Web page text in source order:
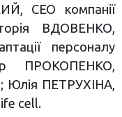
CEO компанії
ВДОВЕНКО,
персоналу
ПРОКОПЕНКО,
Юлія ПЕТРУХІНА,
cell.